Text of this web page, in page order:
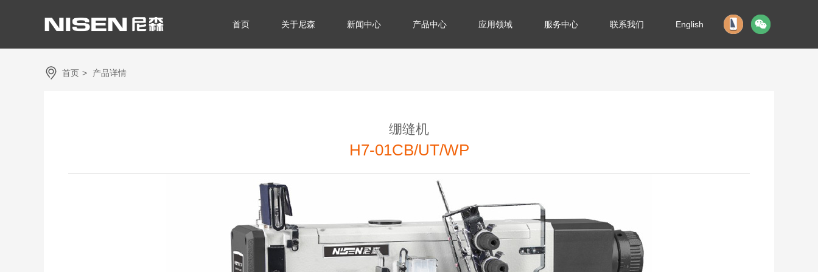
首页 关于尼森 新闻中心 产品中心 应用领域 服务中心 联系我们 English
首页 > 产品详情
绷缝机
H7-01CB/UT/WP